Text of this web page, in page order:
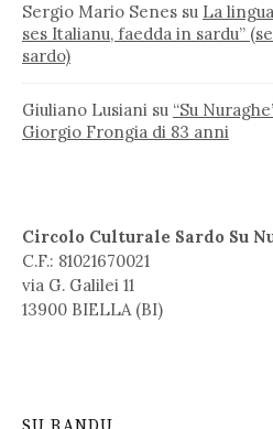
Sergio Mario Senes su La
ses Italianu, faedda in sardu”
sardo)
Giuliano Lusiani su “Su
Giorgio Frongia di 83 anni
Circolo Culturale Sardo Su
C.F.: 81021670021
via G. Galilei 11
13900 BIELLA (BI)